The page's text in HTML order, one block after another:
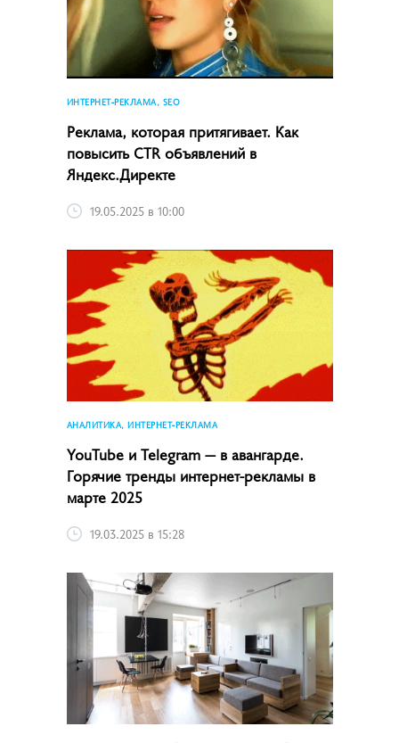
ИНТЕРНЕТ-РЕКЛАМА, SEO
Реклама, которая притягивает. Как
повысить CTR объявлений в
Яндекс.Директе
19.05.2025 в 10:00
АНАЛИТИКА, ИНТЕРНЕТ-РЕКЛАМА
YouTube и Telegram — в авангарде.
Горячие тренды интернет-рекламы в
марте 2025
19.03.2025 в 15:28